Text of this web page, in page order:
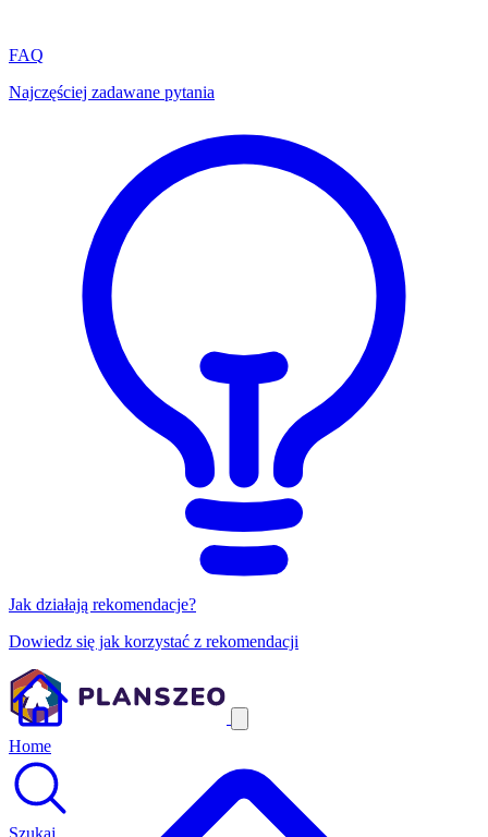
FAQ
Najczęściej zadawane pytania
Jak działają rekomendacje?
Dowiedz się jak korzystać z rekomendacji
Home
Szukaj